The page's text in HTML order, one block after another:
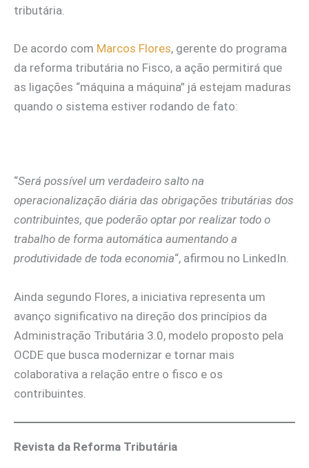
tributária.
De acordo com Marcos Flores, gerente do programa
da reforma tributária no Fisco, a ação permitirá que
as ligações “máquina a máquina” já estejam maduras
quando o sistema estiver rodando de fato:
“Será possível um verdadeiro salto na
operacionalização diária das obrigações tributárias dos
contribuintes, que poderão optar por realizar todo o
trabalho de forma automática aumentando a
produtividade de toda economia“, afirmou no LinkedIn.
Ainda segundo Flores, a iniciativa representa um
avanço significativo na direção dos princípios da
Administração Tributária 3.0, modelo proposto pela
OCDE que busca modernizar e tornar mais
colaborativa a relação entre o fisco e os
contribuintes.
Revista da Reforma Tributária